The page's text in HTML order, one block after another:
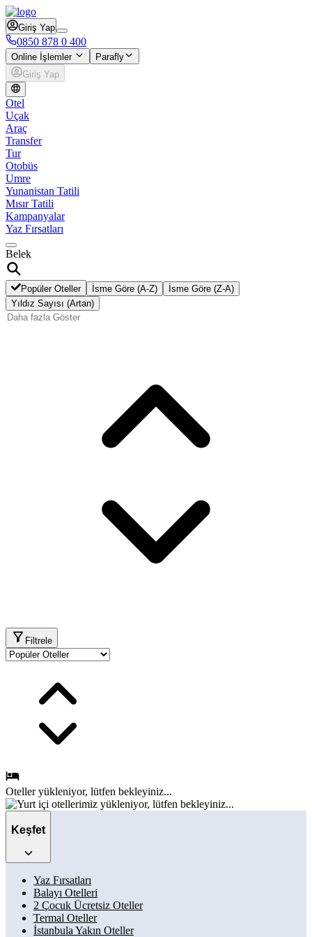
Giriş Yap
0850 878 0 400
Online İşlemler
Parafly
Giriş Yap
Otel
Uçak
Araç
Transfer
Tur
Otobüs
Umre
Yunanistan Tatili
Mısır Tatili
Kampanyalar
Yaz Fırsatları
Belek
Popüler Oteller İsme Göre (A-Z)
İsme Göre (Z-A)
Yıldız Sayısı (Artan)
Filtrele
Otelleryükleniyor, lütfen bekleyiniz...
Keşfet
Yaz Fırsatları
Balayı Otelleri
2 Çocuk Ücretsiz Oteller
Termal Oteller
İstanbula Yakın Oteller